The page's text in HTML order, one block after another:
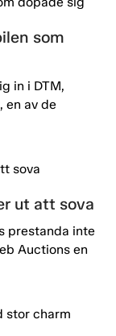
som
in i DTM,
en av de
ut att sova
prestanda inte
Auctions en